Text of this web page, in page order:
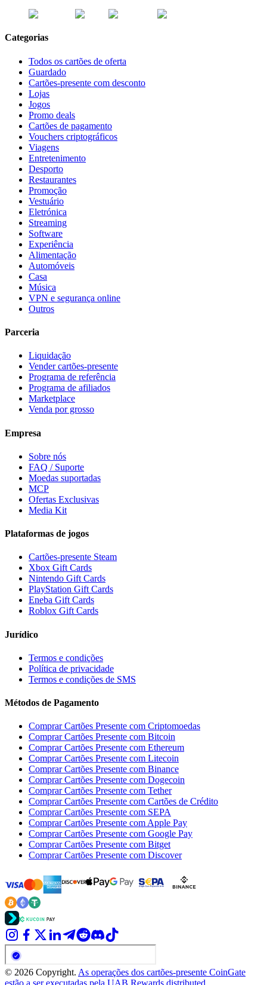
Categorias
Todos os cartões de oferta
Guardado
Cartões-presente com desconto
Lojas
Jogos
Promo deals
Cartões de pagamento
Vouchers criptográficos
Viagens
Entretenimento
Desporto
Restaurantes
Promoção
Vestuário
Eletrónica
Streaming
Software
Experiência
Alimentação
Automóveis
Casa
Música
VPN e segurança online
Outros
Parceria
Liquidação
Vender cartões-presente
Programa de referência
Programa de afiliados
Marketplace
Venda por grosso
Empresa
Sobre nós
FAQ / Suporte
Moedas suportadas
MCP
Ofertas Exclusivas
Media Kit
Plataformas de jogos
Cartões-presente Steam
Xbox Gift Cards
Nintendo Gift Cards
PlayStation Gift Cards
Eneba Gift Cards
Roblox Gift Cards
Jurídico
Termos e condições
Política de privacidade
Termos e condições de SMS
Métodos de Pagamento
Comprar Cartões Presente com Criptomoedas
Comprar Cartões Presente com Bitcoin
Comprar Cartões Presente com Ethereum
Comprar Cartões Presente com Litecoin
Comprar Cartões Presente com Binance
Comprar Cartões Presente com Dogecoin
Comprar Cartões Presente com Tether
Comprar Cartões Presente com Cartões de Crédito
Comprar Cartões Presente com SEPA
Comprar Cartões Presente com Apple Pay
Comprar Cartões Presente com Google Pay
Comprar Cartões Presente com Bitget
Comprar Cartões Presente com Discover
© 2026 Copyright. As operações dos cartões-presente CoinGate